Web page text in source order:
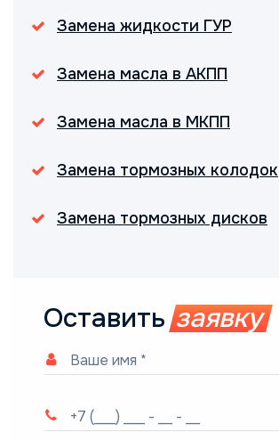
Замена жидкости ГУР
Замена масла в АКПП
Замена масла в МКПП
Замена тормозных колодок
Замена тормозных дисков
Оставить заявку